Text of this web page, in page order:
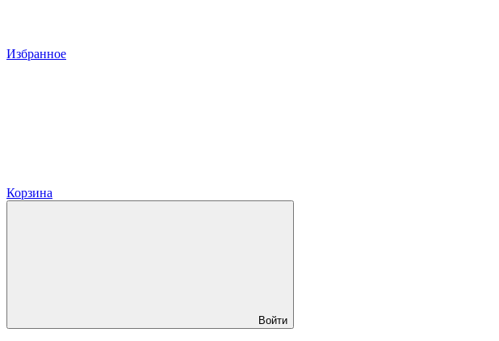
Избранное
Корзина
Войти